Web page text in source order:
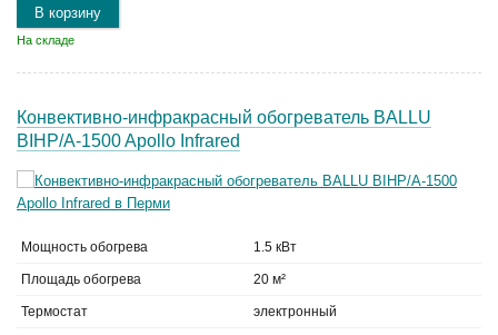
В корзину
На складе
Конвективно-инфракрасный обогреватель BALLU
BIHP/A-1500 Apollo Infrared
Мощность обогрева 1.5 кВт
Площадь обогрева 20 м²
Термостат электронный